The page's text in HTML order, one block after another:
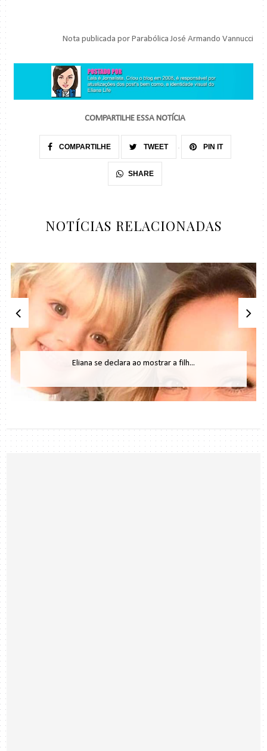
Nota publicada por Parabólica José Armando Vannucci
COMPARTILHE ESSA NOTÍCIA
COMPARTILHE TWEET PIN IT
SHARE
NOTÍCIAS RELACIONADAS
Eliana se declara ao mostrar a filh...